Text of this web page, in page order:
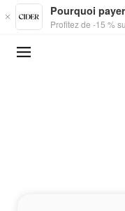
Skip to main content
Pourquoi
Profitez de -15 %